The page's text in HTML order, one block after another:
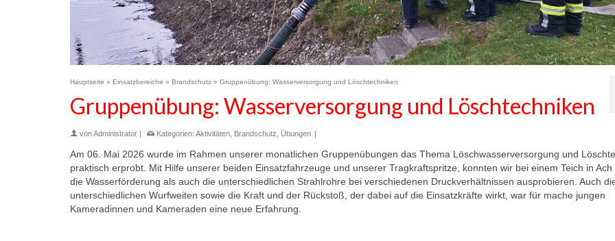
Hauptseite » Einsatzbereiche » Brandschutz » Gruppenübung: Wasserversorgung und Löschtechniken
Gruppenübung: Wasserversorgung und Löschtechniken
vonAdministrator | Kategorien: Aktivitäten Brandschutz Übungen |
Am 06. Mai 2026 wurde im Rahmen unserer monatlichen Gruppenübungen das Thema Löschwasserversorgung und
praktisch erprobt. Mit Hilfe unserer beiden Einsatzfahrzeuge und unserer Tragkraftspritze, konnten wir bei einem Teich in Ach
die Wasserförderung als auch die unterschiedlichen Strahlrohre bei verschiedenen Druckverhältnissen ausprobieren. Auch
unterschiedlichen Wurfweiten sowie die Kraft und der Rückstoß, der dabei auf die Einsatzkräfte wirkt, war für mache jungen
Kameradinnen und Kameraden eine neue Erfahrung.